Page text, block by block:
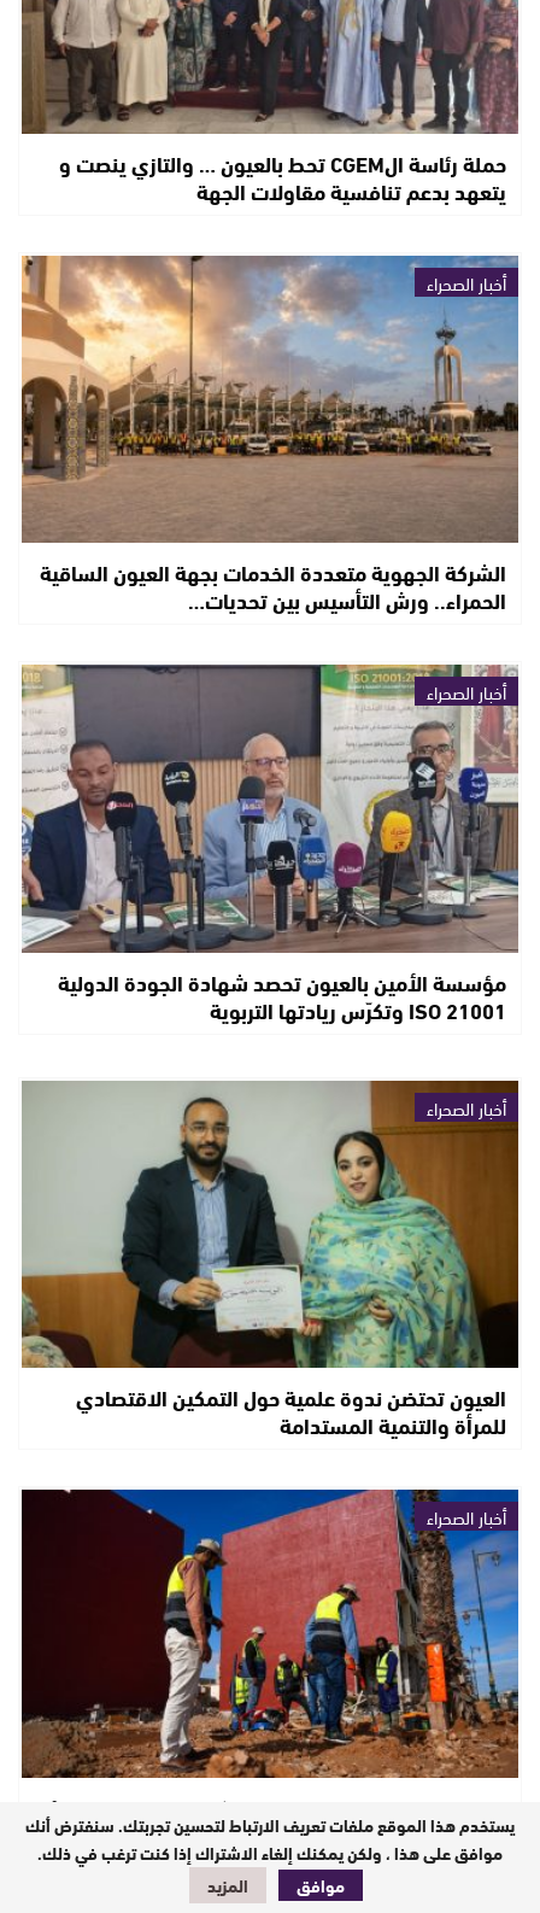
حملة رئاسة الCGEM تحط بالعيون … والتازي ينصت و
يتعهد بدعم تنافسية مقاولات الجهة
أخبار الصحراء
الشركة الجهوية متعددة الخدمات بجهة العيون الساقية
الحمراء.. ورش التأسيس بين تحديات…
أخبار الصحراء
مؤسسة الأمين بالعيون تحصد شهادة الجودة الدولية
ISO 21001 وتكرّس ريادتها التربوية
أخبار الصحراء
العيون تحتضن ندوة علمية حول التمكين الاقتصادي
للمرأة والتنمية المستدامة
أخبار الصحراء
ضمان استمرارية خدمات الماء والكهرباء والتطهير: تعبئة
ويقظة مستمرة
يستخدم هذا الموقع ملفات تعريف الارتباط لتحسين تجربتك. سنفترض أنك
موافق على هذا ، ولكن يمكنك إلغاء الاشتراك إذا كنت ترغب في ذلك.
موافق
المزيد